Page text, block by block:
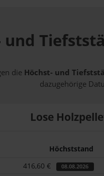
und
die Höchst- und
dazugehörige
Lose
Höchststand
416,60 € 08.08.2026